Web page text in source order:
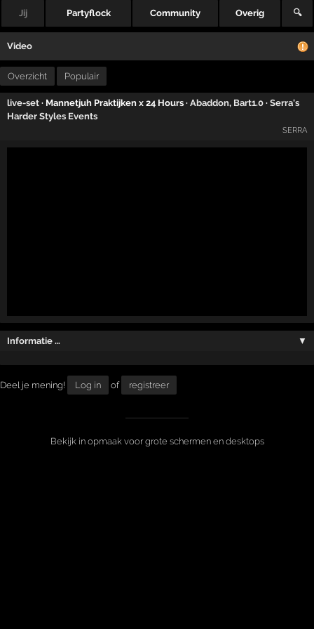
Jij Partyflock Community Overig 🔍
Video
Overzicht Populair
live-set · Mannetjuh Praktijken x 24 Hours ·Abaddon, Bart1.0 ·Serra's
Harder Styles Events
SERRA
Informatie … ▼
Deel je mening! Log in of registreer
Bekijk in opmaak voor grote schermen en desktops